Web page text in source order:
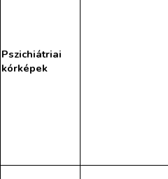
Pszichiátriai
kórképek